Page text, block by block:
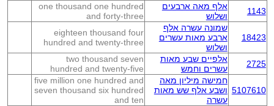
1143
אלף מאה ארבעים
ושלוש
one thousand one hundred
and forty-three
18423
שמונה עשרה אלף
ארבע מאות עשרים
ושלוש
eighteen thousand four
hundred and twenty-three
2725
אלפיים שבע מאות
עשרים וחמש
two thousand seven
hundred and twenty-five
5107610
חמישה מיליון מאה
ושבע אלף שש מאות
עשרה
five million one hundred and
seven thousand six hundred
and ten